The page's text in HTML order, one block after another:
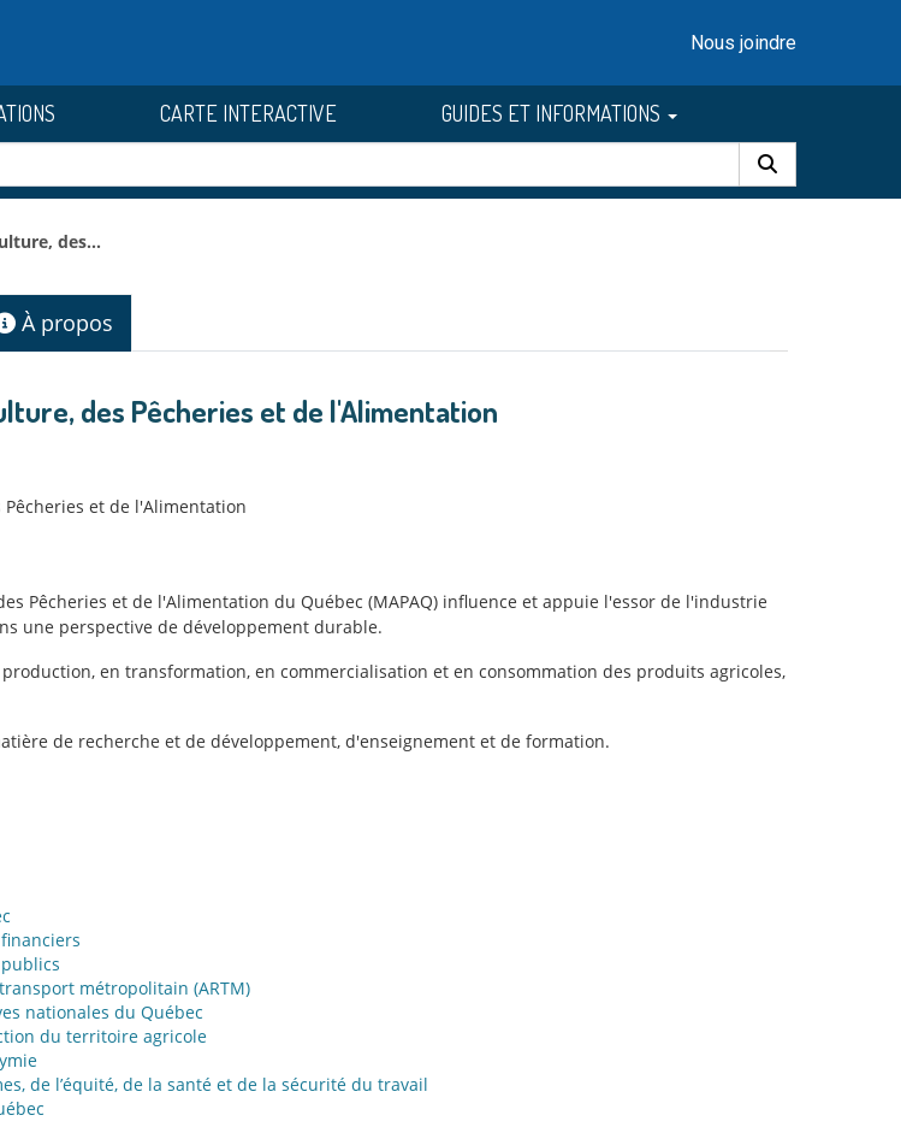
Nous joindre
CARTE INTERACTIVE GUIDES ET INFORMATIONS
des...
À propos
des Pêcheries et de l'Alimentation
et de l'Alimentation
Pêcheries et de l'Alimentation du Québec (MAPAQ) influence et appuie l'essor de l'industrie
une perspective de développement durable.
en transformation, en commercialisation et en consommation des produits agricoles,
de recherche et de développement, d'enseignement et de formation.
métropolitain (ARTM)
nationales du Québec
du territoire agricole
de l’équité, de la santé et de la sécurité du travail